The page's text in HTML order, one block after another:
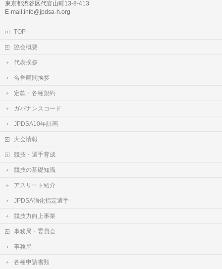
東京都渋谷区代官山町13-8-413
E-mail:info@jpdsa-h.org
TOP
協会概要
代表挨拶
名誉顧問挨拶
定款・各種規約
ガバナンスコード
JPDSA10年計画
大会情報
競技・選手育成
競技の基礎知識
アスリート紹介
JPDSA強化指定選手
競技力向上事業
事務局・委員会
事務局
各種申請書類